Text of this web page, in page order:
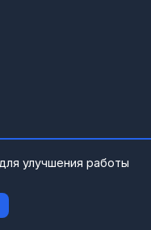
защищены.
улучшения работы